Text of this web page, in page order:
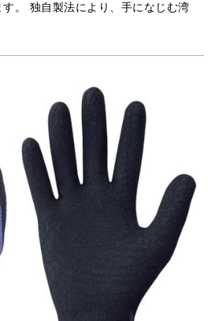
。 独自製法により、手になじむ湾